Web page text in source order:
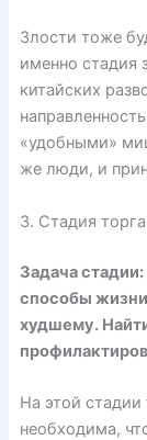
Злости тоже
именно стадия
китайских
«удобными»
же люди, и
3. Стадия торга
Задача
способы жизни
худшему.
На этой стадии
необходима,